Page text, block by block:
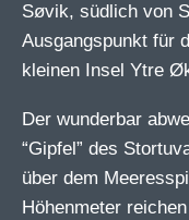
Søvik, südlich von
Ausgangspunkt für
kleinen Insel Ytre
Der wunderbar
“Gipfel” des
über dem
Höhenmeter